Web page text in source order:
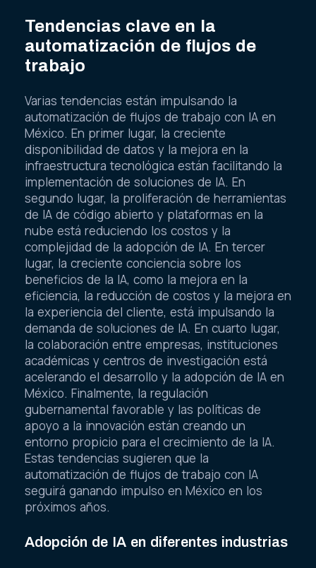
Tendencias clave en la
automatización de flujos de
trabajo
Varias tendencias están impulsando la
automatización de flujos de trabajo con IA en
México. En primer lugar, la creciente
disponibilidad de datos y la mejora en la
infraestructura tecnológica están facilitando la
implementación de soluciones de IA. En
segundo lugar, la proliferación de herramientas
de IA de código abierto y plataformas en la
nube está reduciendo los costos y la
complejidad de la adopción de IA. En tercer
lugar, la creciente conciencia sobre los
beneficios de la IA, como la mejora en la
eficiencia, la reducción de costos y la mejora en
la experiencia del cliente, está impulsando la
demanda de soluciones de IA. En cuarto lugar,
la colaboración entre empresas, instituciones
académicas y centros de investigación está
acelerando el desarrollo y la adopción de IA en
México. Finalmente, la regulación
gubernamental favorable y las políticas de
apoyo a la innovación están creando un
entorno propicio para el crecimiento de la IA.
Estas tendencias sugieren que la
automatización de flujos de trabajo con IA
seguirá ganando impulso en México en los
próximos años.
Adopción de IA en diferentes industrias